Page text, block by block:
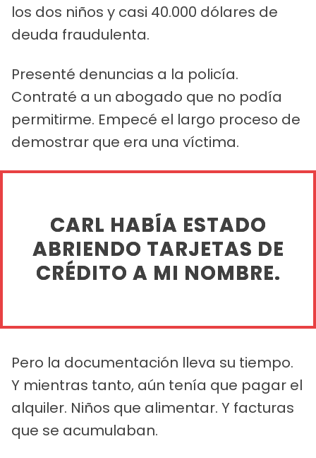
los dos niños y casi 40.000 dólares de
deuda fraudulenta.
Presenté denuncias a la policía.
Contraté a un abogado que no podía
permitirme. Empecé el largo proceso de
demostrar que era una víctima.
CARL HABÍA ESTADO
ABRIENDO TARJETAS DE
CRÉDITO A MI NOMBRE.
Pero la documentación lleva su tiempo.
Y mientras tanto, aún tenía que pagar el
alquiler. Niños que alimentar. Y facturas
que se acumulaban.